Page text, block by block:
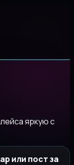
яркую с
или пост за